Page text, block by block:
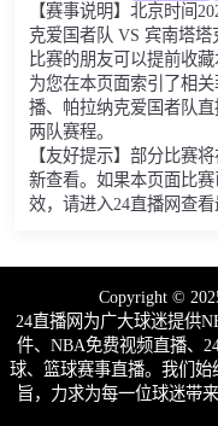
【赛事说明】北京时间
克爱国者队 VS 宾南塔
比赛的朋友可以提前收
为您在本页面索引了相
播、帕拉纳克爱国者队直
两队赛程。
【友好提示】部分比赛
新查看。如果本页面比
效，请进入24直播网查看
Copyright ©
24直播网为广大球迷提供
件、NBA免费视频直播、
球、篮球赛事直播。我们始
旨，力求为每一位球迷带